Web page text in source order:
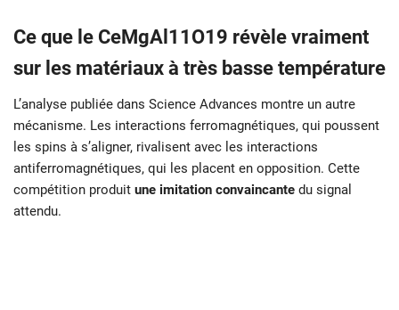
Ce que le CeMgAl11O19 révèle vraiment
sur les matériaux à très basse température
L’analyse publiée dans Science Advances montre un autre
mécanisme. Les interactions ferromagnétiques, qui poussent
les spins à s’aligner, rivalisent avec les interactions
antiferromagnétiques, qui les placent en opposition. Cette
compétition produit une imitation convaincante du signal
attendu.